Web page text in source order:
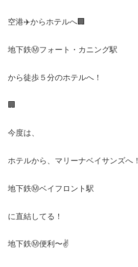
空港✈️からホテルへ🏢
地下鉄Ⓜ️フォート・カニング駅
から徒歩５分のホテルへ！
🏢
今度は、
ホテルから、マリーナベイサンズへ！
地下鉄Ⓜ️ベイフロント駅
に直結してる！
地下鉄Ⓜ️便利〜✌️